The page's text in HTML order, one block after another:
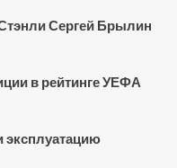
Сергей Брылин
в рейтинге УЕФА
эксплуатацию